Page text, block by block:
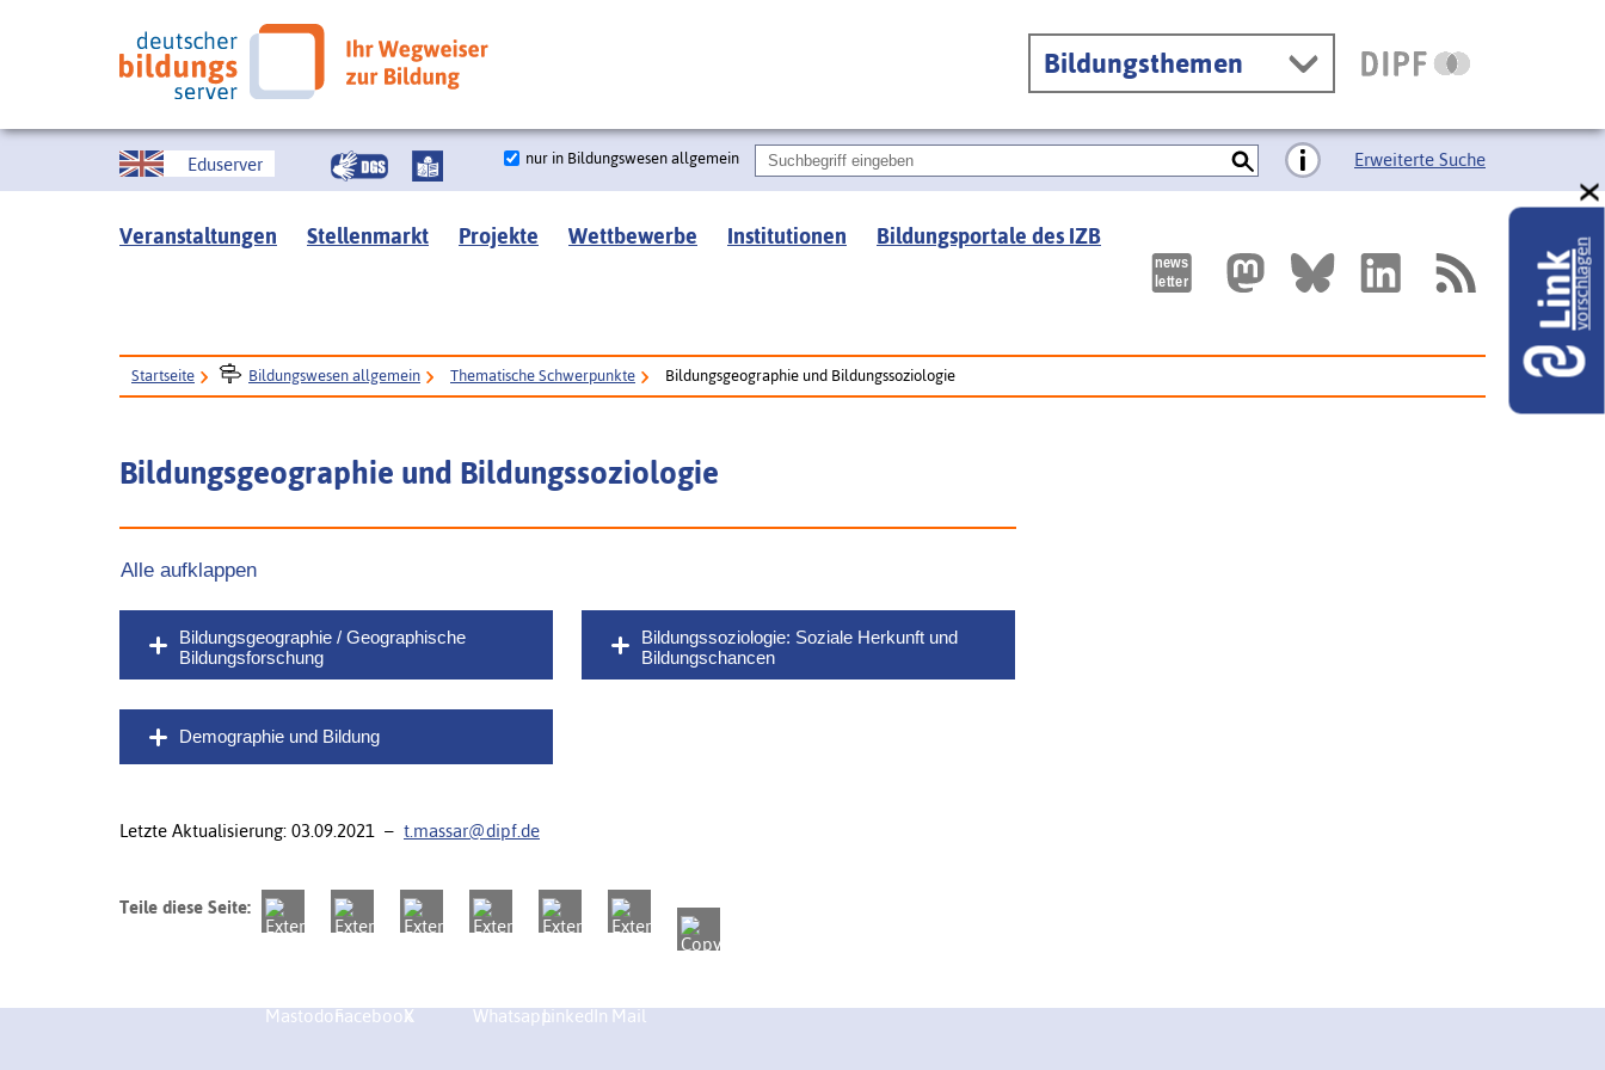
Bildungsthemen
Eduserver nur in Bildungswesen allgemein Erweiterte Suche
Veranstaltungen Stellenmarkt Projekte Wettbewerbe Institutionen Bildungsportale des IZB
Startseite Bildungswesen allgemein Thematische Schwerpunkte Bildungsgeographie und Bildungssoziologie
Bildungsgeographie und Bildungssoziologie
Alle aufklappen
Bildungsgeographie / Geographische
Bildungsforschung
Demographie und Bildung
Bildungssoziologie: Soziale Herkunft und
Bildungschancen
Letzte Aktualisierung: 03.09.2021 – t.massar@dipf.de
Teile diese Seite:
Linkvorschlagen